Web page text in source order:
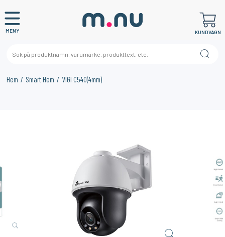
MENY KUNDVAGN
Hem Smart Hem VIGI C540(4mm)